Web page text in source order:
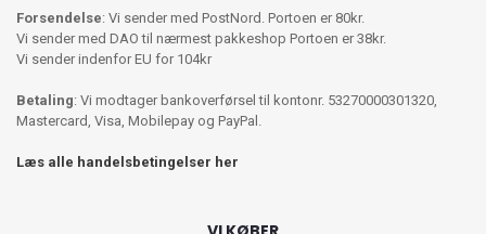
Forsendelse: Vi sender med PostNord. Portoen er 80kr.
Vi sender med DAO til nærmest pakkeshop Portoen er 38kr.
Vi sender indenfor EU for 104kr
Betaling: Vi modtager bankoverførsel til kontonr. 53270000301320,
Mastercard, Visa, Mobilepay og PayPal.
Læs alle handelsbetingelser her